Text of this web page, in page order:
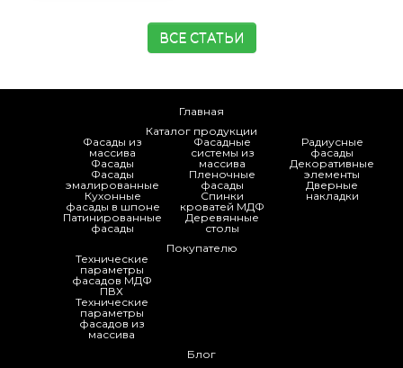
ВСЕ СТАТЬИ
Главная
Каталог продукции
Фасады из
массива
Фасады
Фасады
эмалированные
Кухонные
фасады в шпоне
Патинированные
фасады
Фасадные
системы из
массива
Пленочные
фасады
Спинки
кроватей МДФ
Деревянные
столы
Радиусные
фасады
Декоративные
элементы
Дверные
накладки
Покупателю
Технические
параметры
фасадов МДФ
ПВХ
Технические
параметры
фасадов из
массива
Блог